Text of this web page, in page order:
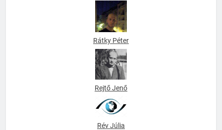
Rátky Péter
Rejtő Jenő
Rév Júlia